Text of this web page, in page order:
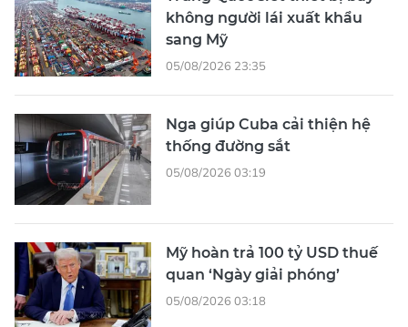
không người lái xuất khẩu
sang Mỹ
05/08/2026 23:35
Nga giúp Cuba cải thiện hệ
thống đường sắt
05/08/2026 03:19
Mỹ hoàn trả 100 tỷ USD thuế
quan ‘Ngày giải phóng’
05/08/2026 03:18